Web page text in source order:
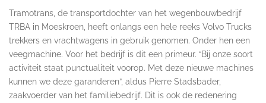
Tramotrans, de transportdochter van het wegenbouwbedrijf
TRBA in Moeskroen, heeft onlangs een hele reeks Volvo Trucks
trekkers en vrachtwagens in gebruik genomen. Onder hen een
veegmachine. Voor het bedrijf is dit een primeur. “Bij onze soort
activiteit staat punctualiteit voorop. Met deze nieuwe machines
kunnen we deze garanderen”, aldus Pierre Stadsbader,
zaakvoerder van het familiebedrijf. Dit is ook de redenering